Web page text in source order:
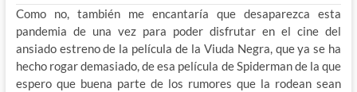
Como no, también me encantaría que desaparezca esta
pandemia de una vez para poder disfrutar en el cine del
ansiado estreno de la película de la Viuda Negra, que ya se ha
hecho rogar demasiado, de esa película de Spiderman de la que
espero que buena parte de los rumores que la rodean sean